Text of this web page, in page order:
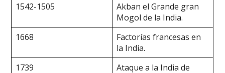
1542-1505
Akban el Grande gran
Mogol de la India.
1668
Factorías francesas en
la India.
1739
Ataque a la India de